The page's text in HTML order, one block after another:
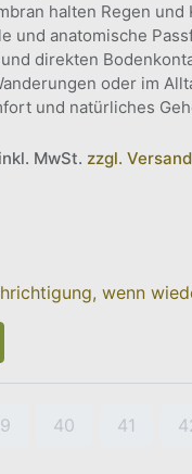
halten Regen und
und anatomische
direkten
oder im
und natürliches
MwSt. zzgl.
wenn
40 41